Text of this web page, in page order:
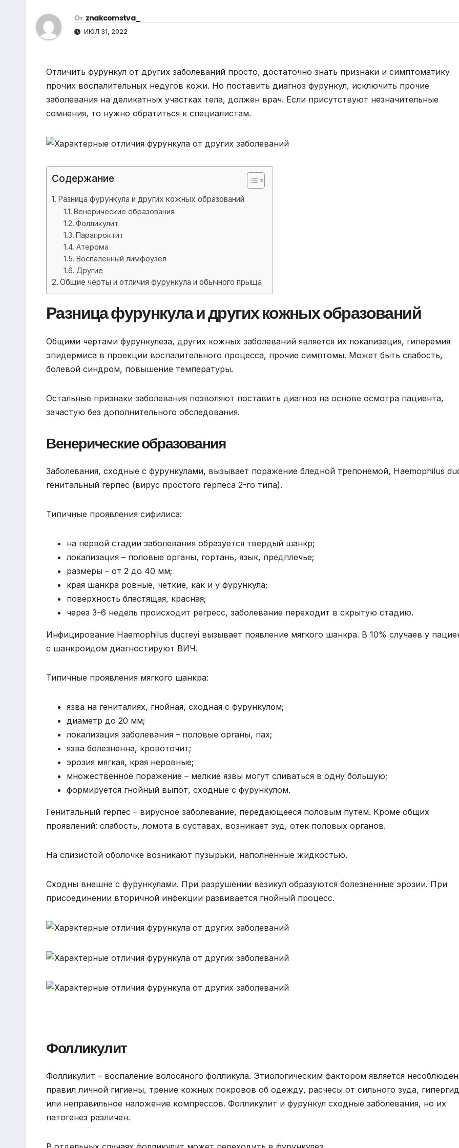
От znakcomstva_
ИЮЛ 31, 2022
Отличить фурункул от других заболеваний просто, достаточно знать признаки и симптоматику
прочих воспалительных недугов кожи. Но поставить диагноз фурункул, исключить прочие
заболевания на деликатных участках тела, должен врач. Если присутствуют незначительные
сомнения, то нужно обратиться к специалистам.
Содержание
Разница фурункула и других кожных образований
Венерические образования
Фолликулит
Парапроктит
Атерома
Воспаленный лимфоузел
Другие
Общие черты и отличия фурункула и обычного прыща
Разница фурункула и других кожных образований
Общими чертами фурункулеза, других кожных заболеваний является их локализация, гиперемия
эпидермиса в проекции воспалительного процесса, прочие симптомы. Может быть слабость,
болевой синдром, повышение температуры.
Остальные признаки заболевания позволяют поставить диагноз на основе осмотра пациента,
зачастую без дополнительного обследования.
Венерические образования
Заболевания, сходные с фурункулами, вызывает поражение бледной трепонемой, Haemophilus
генитальный герпес (вирус простого герпеса 2-го типа).
Типичные проявления сифилиса:
на первой стадии заболевания образуется твердый шанкр;
локализация – половые органы, гортань, язык, предплечье;
размеры – от 2 до 40 мм;
края шанкра ровные, четкие, как и у фурункула;
поверхность блестящая, красная;
через 3–6 недель происходит регресс, заболевание переходит в скрытую стадию.
Инфицирование Haemophilus ducreyi вызывает появление мягкого шанкра. В 10% случаев у
с шанкроидом диагностируют ВИЧ.
Типичные проявления мягкого шанкра:
язва на гениталиях, гнойная, сходная с фурункулом;
диаметр до 20 мм;
локализация заболевания – половые органы, пах;
язва болезненна, кровоточит;
эрозия мягкая, края неровные;
множественное поражение – мелкие язвы могут сливаться в одну большую;
формируется гнойный выпот, сходные с фурункулом.
Генитальный герпес – вирусное заболевание, передающееся половым путем. Кроме общих
проявлений: слабость, ломота в суставах, возникает зуд, отек половых органов.
На слизистой оболочке возникают пузырьки, наполненные жидкостью.
Сходны внешне с фурункулами. При разрушении везикул образуются болезненные эрозии. При
присоединении вторичной инфекции развивается гнойный процесс.
Фолликулит
Фолликулит – воспаление волосяного фолликула. Этиологическим фактором является
правил личной гигиены, трение кожных покровов об одежду, расчесы от сильного зуда,
или неправильное наложение компрессов. Фолликулит и фурункул сходные заболевания, но их
патогенез различен.